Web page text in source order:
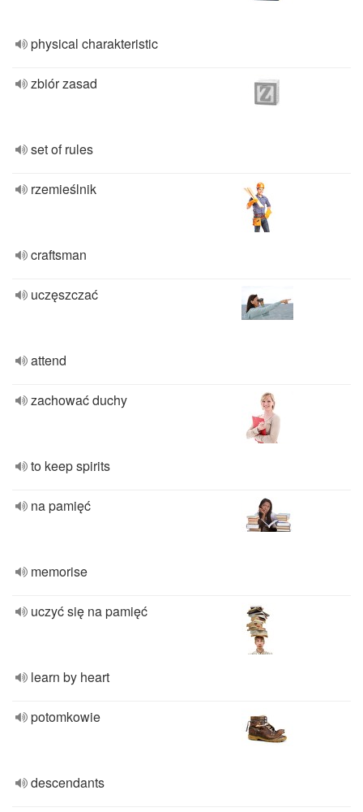
physical charakteristic
zbiór zasad
set of rules
rzemieślnik
craftsman
uczęszczać
attend
zachować duchy
to keep spirits
na pamięć
memorise
uczyć się na pamięć
learn by heart
potomkowie
descendants